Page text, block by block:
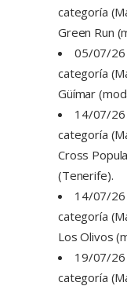
categoría
Green Run
05/07/26
categoría
Güímar
14/07/26
categoría
Cross
(Tenerife).
14/07/26
categoría
Los Olivos
19/07/26
categoría